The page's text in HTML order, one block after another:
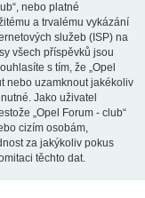
nebo platné
a trvalému vykázání
služeb (ISP) na
všech příspěvků jsou
s tím, že „Opel
nebo uzamknout jakékoliv
Jako uživatel
„Opel Forum - club“
cizím osobám,
za jakýkoliv pokus
těchto dat.